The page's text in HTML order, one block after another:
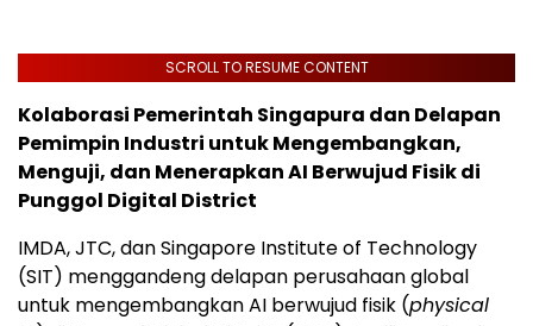
SCROLL TO RESUME CONTENT
Kolaborasi Pemerintah Singapura dan Delapan
Pemimpin Industri untuk Mengembangkan,
Menguji, dan Menerapkan AI Berwujud Fisik di
Punggol Digital District
IMDA, JTC, dan Singapore Institute of Technology
(SIT) menggandeng delapan perusahaan global
untuk mengembangkan AI berwujud fisik (physical